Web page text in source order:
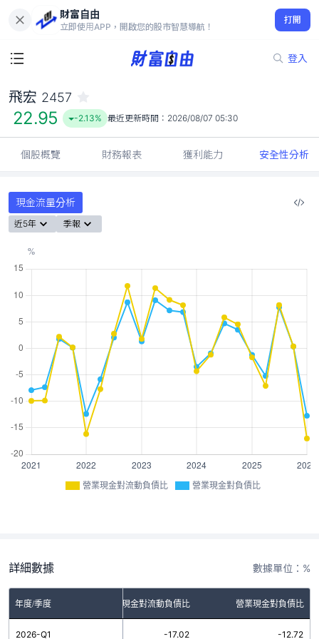
財富自由
立即使用APP，開啟您的股市智慧導航！
打開
登入
22.95
-2.13%
飛宏 2457
22.95 -2.13% 最近更新時間： 2026/08/07 05:30
個股概覽 財務報表 獲利能力 安全性分析
現金流量分析
近5年 季報
營業現金對流動負債比 營業現金對負債比
詳細數據 數據單位：%
年度/季度 營業現金對流動負債比 營業現金對負債比
2026-Q1 -17.02 -12.72